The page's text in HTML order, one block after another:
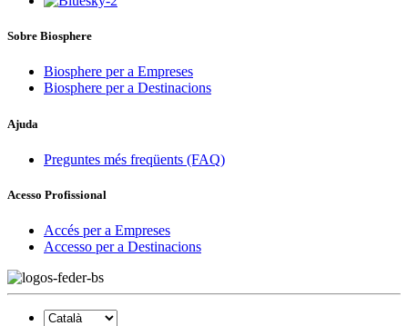
Sobre Biosphere
Biosphere per a Empreses
Biosphere per a Destinacions
Ajuda
Preguntes més freqüents (FAQ)
Acesso Profissional
Accés per a Empreses
Accesso per a Destinacions